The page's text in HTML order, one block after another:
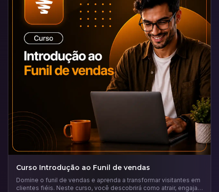
Curso Introdução ao Funil de vendas
Domine o funil de vendas e aprenda a transformar visitantes em
clientes fiéis. Neste curso, você descobrirá como atrair, engajar